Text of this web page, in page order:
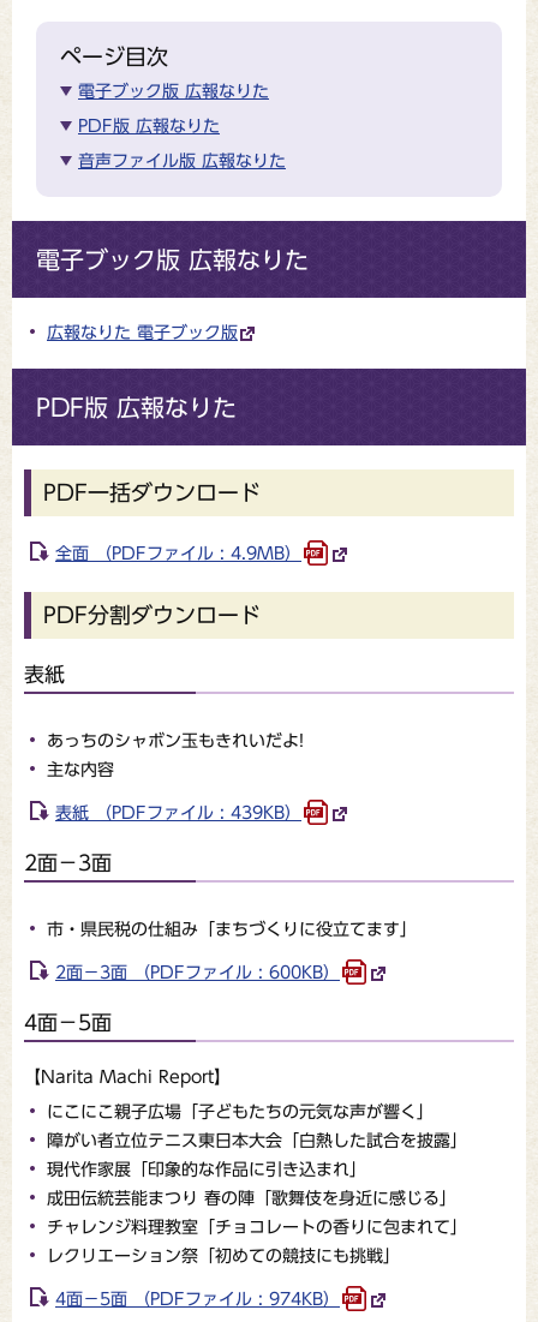
ページ目次
電子ブック版 広報なりた
PDF版 広報なりた
音声ファイル版 広報なりた
電子ブック版 広報なりた
広報なりた 電子ブック版
PDF版 広報なりた
PDF一括ダウンロード
全面 （PDFファイル : 4.9MB）
PDF分割ダウンロード
表紙
あっちのシャボン玉もきれいだよ!
主な内容
表紙 （PDFファイル : 439KB）
2面－3面
市・県民税の仕組み「まちづくりに役立てます」
2面－3面 （PDFファイル : 600KB）
4面－5面
【Narita Machi Report】
にこにこ親子広場「子どもたちの元気な声が響く」
障がい者立位テニス東日本大会「白熱した試合を披露」
現代作家展「印象的な作品に引き込まれ」
成田伝統芸能まつり 春の陣「歌舞伎を身近に感じる」
チャレンジ料理教室「チョコレートの香りに包まれて」
レクリエーション祭「初めての競技にも挑戦」
4面－5面 （PDFファイル : 974KB）